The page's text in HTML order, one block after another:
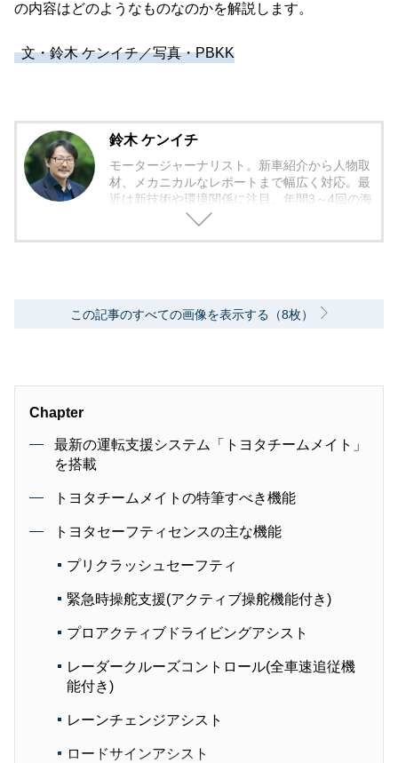
の内容はどのようなものなのかを解説します。
文・鈴木 ケンイチ／写真・PBKK
鈴木 ケンイチ
モータージャーナリスト。新車紹介から人物取
材、メカニカルなレポートまで幅広く対応。最
近は新技術や環境関係に注目。年間3～4回の海
外モーターショー取材を実施。レース経験あ
この記事のすべての画像を表示する（8枚）
Chapter
最新の運転支援システム「トヨタチームメイト」
を搭載
トヨタチームメイトの特筆すべき機能
トヨタセーフティセンスの主な機能
プリクラッシュセーフティ
緊急時操舵支援(アクティブ操舵機能付き)
プロアクティブドライビングアシスト
レーダークルーズコントロール(全車速追従機
能付き)
レーンチェンジアシスト
ロードサインアシスト